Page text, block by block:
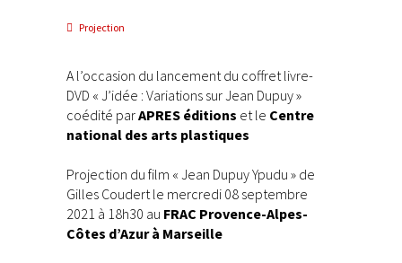
Projection
A l’occasion du lancement du coffret livre-
DVD « J’idée : Variations sur Jean Dupuy »
coédité parAPRES éditions et le Centre
national des arts plastiques
Projection du film « Jean Dupuy Ypudu » de
Gilles Coudert le mercredi 08 septembre
2021 à 18h30 au FRAC Provence-Alpes-
Côtes d’Azur à Marseille